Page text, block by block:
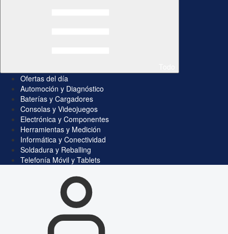
Ofertas del día
Automoción y Diagnóstico
Baterías y Cargadores
Consolas y Videojuegos
Electrónica y Componentes
Herramientas y Medición
Informática y Conectividad
Soldadura y Reballing
Telefonía Móvil y Tablets